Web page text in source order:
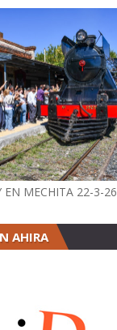
EN MECHITA 22-3-26
AHIRA